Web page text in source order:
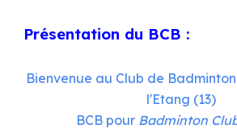
Présentation du BCB :
Bienvenue au Club de
l'Etang (13)
BCB pour Badminton